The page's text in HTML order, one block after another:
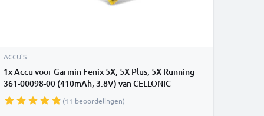
ACCU'S
1x Accu voor Garmin Fenix 5X, 5X Plus, 5X Running
361-00098-00 (410mAh, 3.8V) van CELLONIC
(11 beoordelingen)